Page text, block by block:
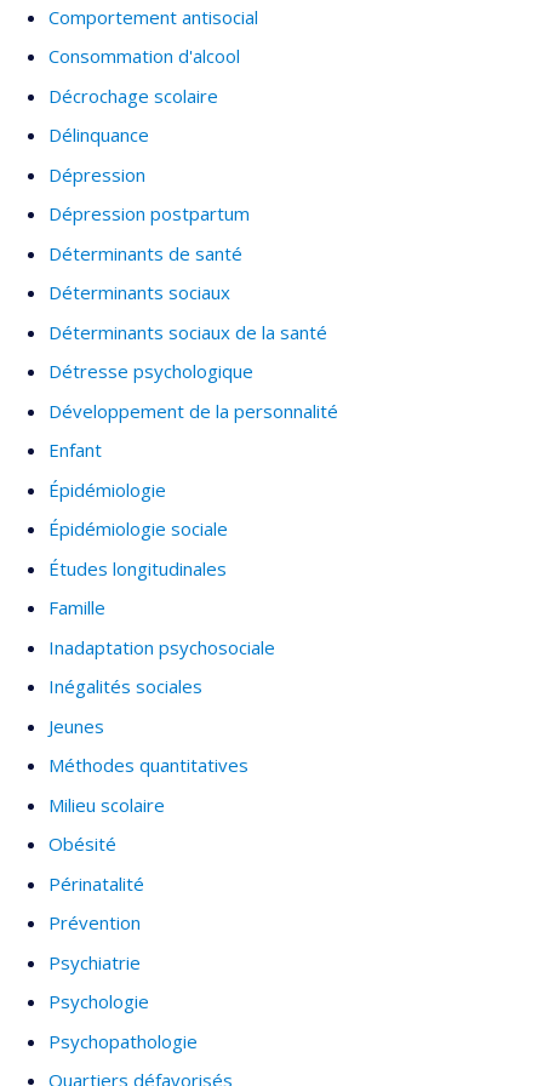
dans des journaux scientifiques (Indice H=54).
Comportement antisocial
Consommation d'alcool
Décrochage scolaire
Délinquance
Dépression
Dépression postpartum
Déterminants de santé
Déterminants sociaux
Déterminants sociaux de la santé
Détresse psychologique
Développement de la personnalité
Enfant
Épidémiologie
Épidémiologie sociale
Études longitudinales
Famille
Inadaptation psychosociale
Inégalités sociales
Jeunes
Méthodes quantitatives
Milieu scolaire
Obésité
Périnatalité
Prévention
Psychiatrie
Psychologie
Psychopathologie
Quartiers défavorisés